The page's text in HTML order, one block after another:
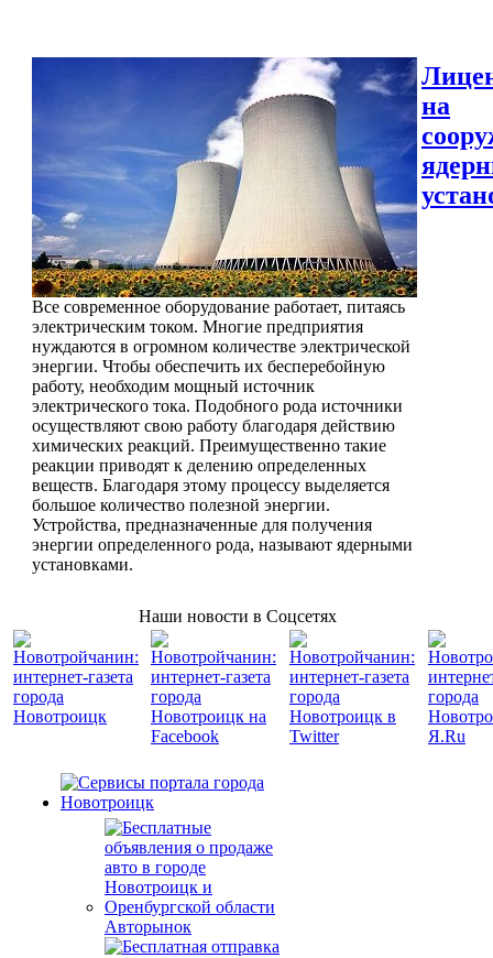
Все современное оборудование работает, питаясь
электрическим током. Многие предприятия
нуждаются в огромном количестве электрической
энергии. Чтобы обеспечить их бесперебойную
работу, необходим мощный источник
электрического тока. Подобного рода источники
осуществляют свою работу благодаря действию
химических реакций. Преимущественно такие
реакции приводят к делению определенных
веществ. Благодаря этому процессу выделяется
большое количество полезной энергии.
Устройства, предназначенные для получения
энергии определенного рода, называют ядерными
установками.
на
Наши новости в Соцсетях
Авторынок